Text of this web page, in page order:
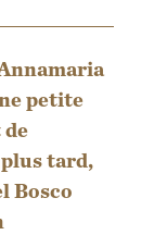
petite
tard,
Bosco